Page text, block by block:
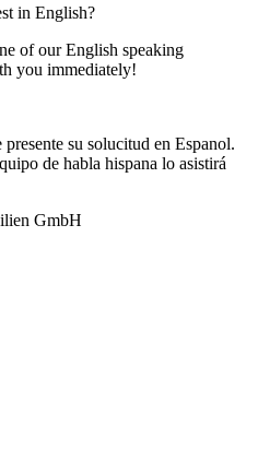
in English?
of our English speaking
you immediately!
su solucitud en Espanol.
de habla hispana lo asistirá
GmbH